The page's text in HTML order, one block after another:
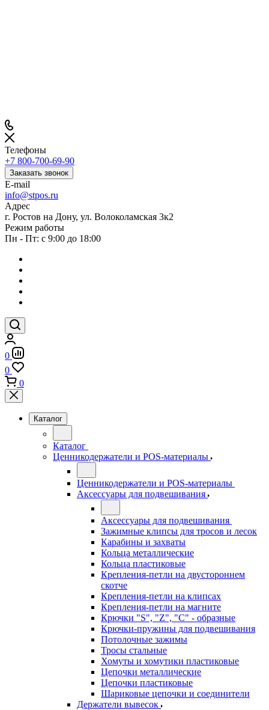
Телефоны
+7 800-700-69-90
Заказать звонок
E-mail
info@stpos.ru
Адрес
г. Ростов на Дону, ул. Волоколамская 3к2
Режим работы
Пн - Пт: с 9:00 до 18:00
0
0
0
Каталог
Каталог
Ценникодержатели и POS-материалы
Ценникодержатели и POS-материалы
Аксессуары для подвешивания
Аксессуары для подвешивания
Зажимные клипсы для тросов и лесок
Карабины и захваты
Кольца металлические
Кольца пластиковые
Крепления-петли на двустороннем
скотче
Крепления-петли на клипсах
Крепления-петли на магните
Крючки "S", "Z", "C" - образные
Крючки-пружины для подвешивания
Потолочные зажимы
Тросы стальные
Хомуты и хомутики пластиковые
Цепочки металлические
Цепочки пластиковые
Шариковые цепочки и соединители
Держатели вывесок